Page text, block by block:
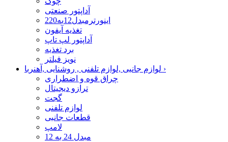
آداپتور صنعتی
اینورترمبدل12به220
تغذیه آیفون
آداپتور لپ تاپ
برد تغذیه
نویز فیلتر
›
چراق قوه و اضطراری
ترازو دیجیتال
گجت
لوازم تلفنی
قطعات جانبی
لامپ
مبدل 24 به 12